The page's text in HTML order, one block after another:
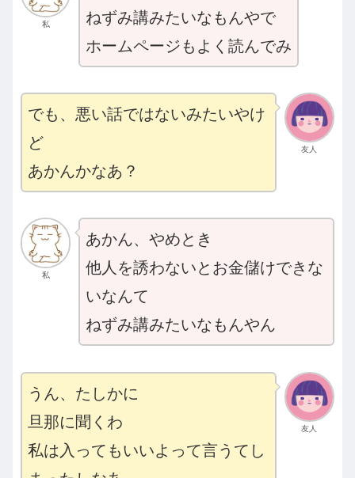
私
ねずみ講みたいなもんやで
ホームページもよく読んでみ
友人
でも、悪い話ではないみたいやけ
ど
あかんかなあ？
私
あかん、やめとき
他人を誘わないとお金儲けできな
いなんて
ねずみ講みたいなもんやん
友人
うん、たしかに
旦那に聞くわ
私は入ってもいいよって言うてし